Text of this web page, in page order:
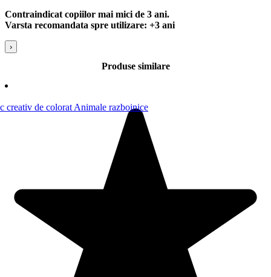
Contraindicat copiilor mai mici de 3 ani.
Varsta recomandata spre utilizare: +3 ani
›
Produse similare